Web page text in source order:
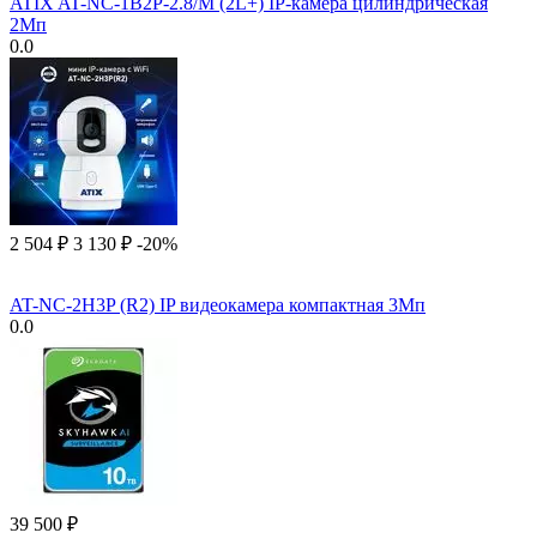
2Мп
0.0
2 504 ₽ 3 130 ₽ -20%
AT-NC-2H3P (R2) IP видеокамера компактная 3Мп
0.0
39 500 ₽